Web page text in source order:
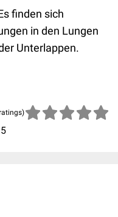
finden sich
in den Lungen
Unterlappen.